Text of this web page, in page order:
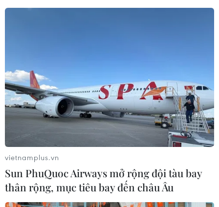
vietnamplus.vn
Sun PhuQuoc Airways mở rộng đội tàu bay
thân rộng, mục tiêu bay đến châu Âu